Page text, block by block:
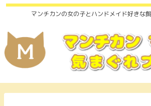
マンチカンの女の子とハンドメイド好きな